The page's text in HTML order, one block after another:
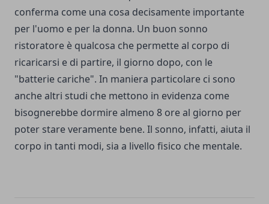
conferma come una cosa decisamente importante
per l'uomo e per la donna. Un buon sonno
ristoratore è qualcosa che permette al corpo di
ricaricarsi e di partire, il giorno dopo, con le
"batterie cariche". In maniera particolare ci sono
anche altri studi che mettono in evidenza come
bisognerebbe dormire almeno 8 ore al giorno per
poter stare veramente bene. Il sonno, infatti, aiuta il
corpo in tanti modi, sia a livello fisico che mentale.